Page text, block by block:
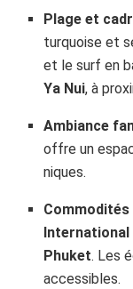
Plage et
turquoise et
et le surf en
Ya Nui, à
Ambiance
offre un
niques.
Commodités
International
Phuket. Les
accessibles.